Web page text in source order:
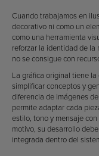
Cuando trabajamos en
decorativo ni como un
como una herramienta
reforzar la identidad de
no se consigue con
La gráfica original tiene
simplificar conceptos y
diferencia de imágenes
permite adaptar cada
estilo, tono y mensaje
motivo, su desarrollo
integrada dentro del